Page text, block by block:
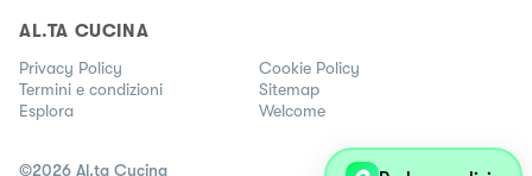
AL.TA CUCINA
Privacy Policy
Cookie Policy
Termini e condizioni
Sitemap
Esplora
Welcome
©2026 Al.ta Cucina